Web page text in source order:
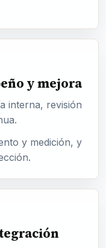
y mejora
interna, revisión
y medición, y